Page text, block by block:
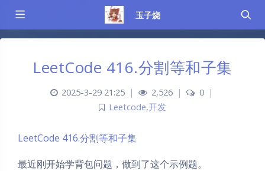
玉子烧
LeetCode 416.分割等和子集
2025-3-29 21:25 | 2,526 | 0
|
Leetcode,开发
LeetCode 416.分割等和子集
最近刚开始学背包问题，做到了这个示例题。